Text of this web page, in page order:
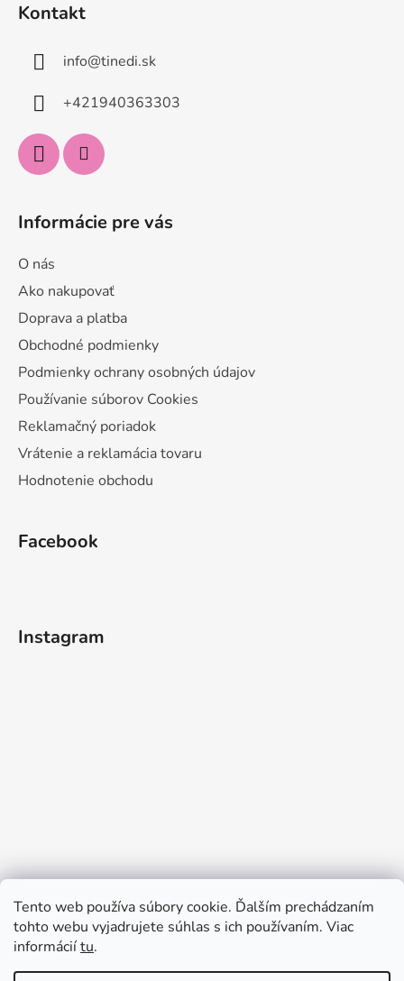
Tento web používa súbory cookie. Ďalším prechádzaním
tohto webu vyjadrujete súhlas s ich používaním. Viac
informáciítu.
Kontakt
info@tinedi.sk
+421940363303
Informácie pre vás
O nás
Ako nakupovať
Doprava a platba
Obchodné podmienky
Podmienky ochrany osobných údajov
Používanie súborov Cookies
Reklamačný poriadok
Vrátenie a reklamácia tovaru
Hodnotenie obchodu
Facebook
Instagram